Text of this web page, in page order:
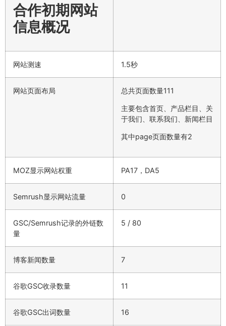
合作初期网站
信息概况
网站测速 1.5秒
网站页面布局 总共页面数量111
主要包含首页、产品栏目、关
于我们、联系我们、新闻栏目
其中page页面数量有2
MOZ显示网站权重 PA17，DA5
Semrush显示网站流量 0
GSC/Semrush记录的外链数
量
5 / 80
博客新闻数量 7
谷歌GSC收录数量 11
谷歌GSC出词数量 16